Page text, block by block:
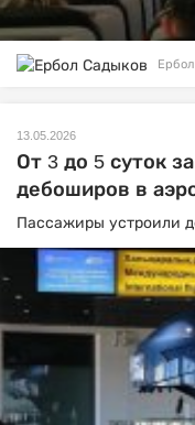
13.05.2026
От 3 до 5 суток
дебоширов в
Пассажиры устроили